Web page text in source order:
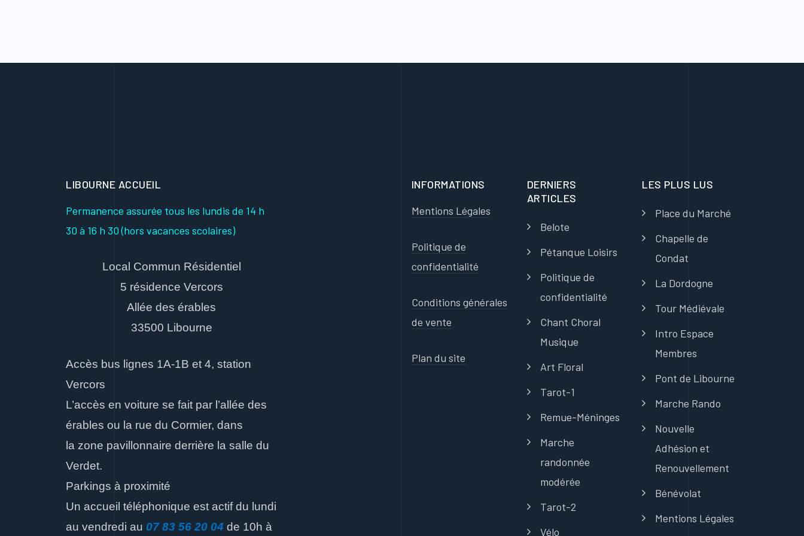
LIBOURNE ACCUEIL
Permanence assurée tous les lundis de 14 h
30 à 16 h 30(hors vacances scolaires)
Local Commun Résidentiel
5 résidence Vercors
Allée des érables
33500 Libourne
Accès bus lignes 1A-1B et 4, station
Vercors
L’accès en voiture se fait par l’allée des
érables ou la rue du Cormier, dans
la zone pavillonnaire derrière la salle du
Verdet.
Parkings à proximité
Un accueil téléphonique est actif du lundi
au vendredi au 07 83 56 20 04 de 10h à
INFORMATIONS
Mentions Légales
Politique de
confidentialité
Conditions générales
de vente
Plan du site
DERNIERS
ARTICLES
Belote
Pétanque Loisirs
Politique de
confidentialité
Chant Choral
Musique
Art Floral
Tarot-1
Remue-Méninges
Marche
randonnée
modérée
Tarot-2
Vélo
LES PLUS LUS
Place du Marché
Chapelle de
Condat
La Dordogne
Tour Médiévale
Intro Espace
Membres
Pont de Libourne
Marche Rando
Nouvelle
Adhésion et
Renouvellement
Bénévolat
Mentions Légales